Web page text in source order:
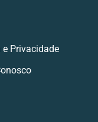
e Privacidade